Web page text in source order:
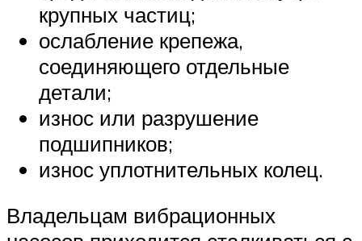
крупных частиц;
ослабление крепежа,
соединяющего отдельные
детали;
износ или разрушение
подшипников;
износ уплотнительных колец.
Владельцам вибрационных